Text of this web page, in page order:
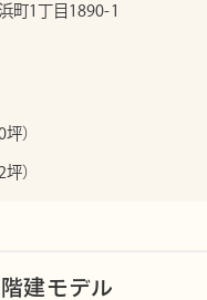
町1丁目1890-1
）
）
建モデル